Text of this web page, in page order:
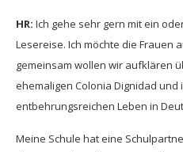
HR: Ich gehe sehr gern mit ein
Lesereise. Ich möchte die Frauen
gemeinsam wollen wir aufklären
ehemaligen Colonia Dignidad und
entbehrungsreichen Leben in
Meine Schule hat eine